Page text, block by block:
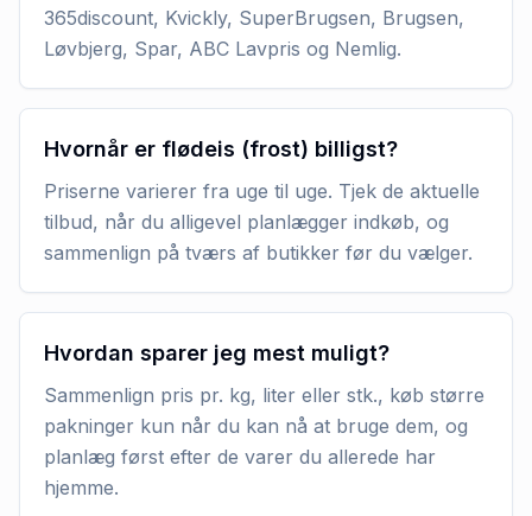
365discount, Kvickly, SuperBrugsen, Brugsen,
Løvbjerg, Spar, ABC Lavpris og Nemlig.
Hvornår er flødeis (frost) billigst?
Priserne varierer fra uge til uge. Tjek de aktuelle
tilbud, når du alligevel planlægger indkøb, og
sammenlign på tværs af butikker før du vælger.
Hvordan sparer jeg mest muligt?
Sammenlign pris pr. kg, liter eller stk., køb større
pakninger kun når du kan nå at bruge dem, og
planlæg først efter de varer du allerede har
hjemme.